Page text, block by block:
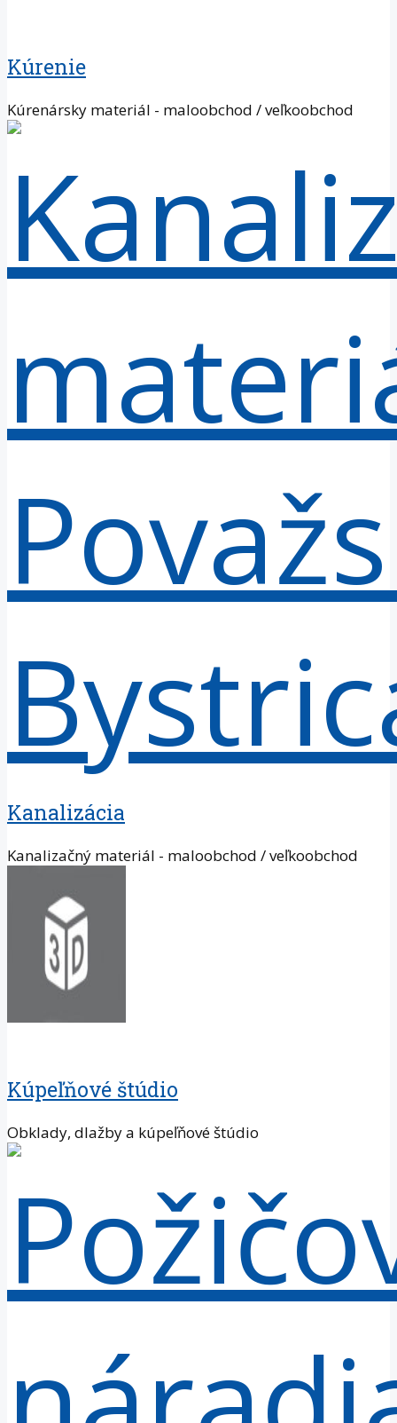
Kúrenie
Kúrenársky materiál - maloobchod / veľkoobchod
Kanalizácia
Kanalizačný materiál - maloobchod / veľkoobchod
Kúpeľňové štúdio
Obklady, dlažby a kúpeľňové štúdio